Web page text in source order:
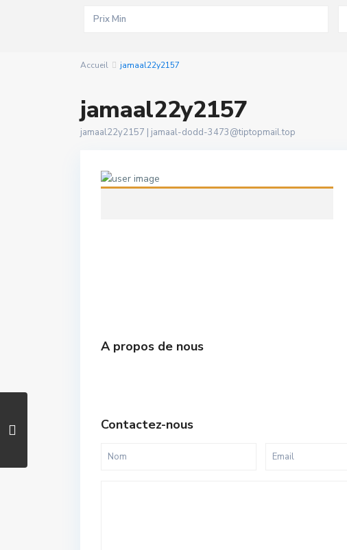
Accueil jamaal22y2157
jamaal22y2157
jamaal22y2157 | jamaal-dodd-3473@tiptopmail.top
A propos de nous
Contactez-nous